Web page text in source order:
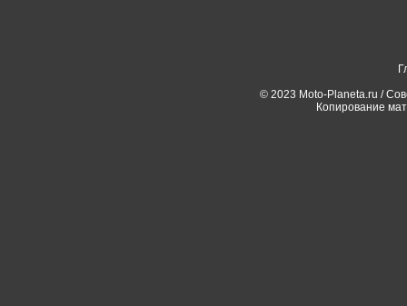
© 2023 Moto-Planeta.ru /
Копирование